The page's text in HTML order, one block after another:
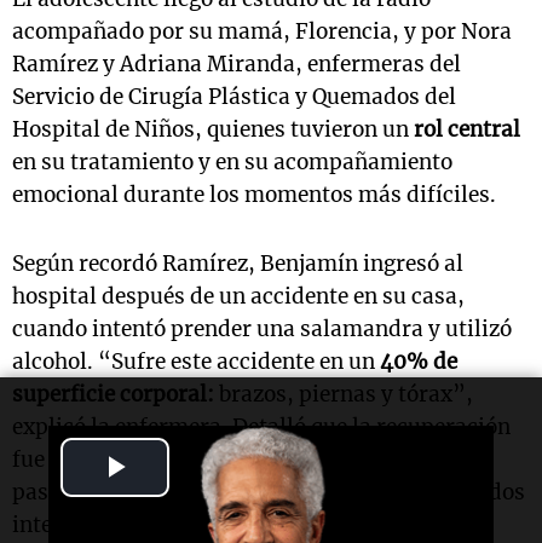
Play
Video
acompañado por su mamá, Florencia, y por Nora
Ramírez y Adriana Miranda, enfermeras del
Servicio de Cirugía Plástica y Quemados del
Hospital de Niños, quienes tuvieron unrol central
en su tratamiento y en su acompañamiento
emocional durante los momentos más difíciles.
Según recordó Ramírez, Benjamín ingresó al
hospital después de un accidente en su casa,
cuando intentó prender una salamandra y utilizó
alcohol. “Sufre este accidente en un40% de
superficie corporal: brazos, piernas y tórax”,
explicó la enfermera. Detalló que la recuperación
fue lenta, con procedimientos quirúrgicos, un
paso por terapia y luego por la unidad de cuidados
intermedios.